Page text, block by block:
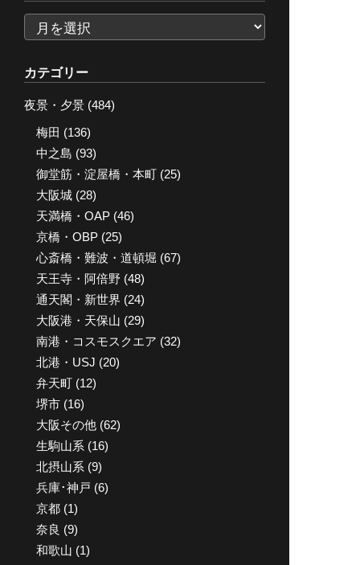
ー
カ
イ
ブ
カテゴリー
夜景・夕景 (484)
梅田 (136)
中之島 (93)
御堂筋・淀屋橋・本町 (25)
大阪城 (28)
天満橋・OAP (46)
京橋・OBP (25)
心斎橋・難波・道頓堀 (67)
天王寺・阿倍野 (48)
通天閣・新世界 (24)
大阪港・天保山 (29)
南港・コスモスクエア (32)
北港・USJ (20)
弁天町 (12)
堺市 (16)
大阪その他 (62)
生駒山系 (16)
北摂山系 (9)
兵庫･神戸 (6)
京都 (1)
奈良 (9)
和歌山 (1)